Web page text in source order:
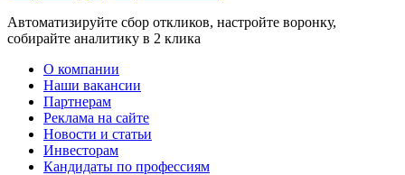
Автоматизируйте сбор откликов, настройте воронку,
собирайте аналитику в 2 клика
О компании
Наши вакансии
Партнерам
Реклама на сайте
Новости и статьи
Инвесторам
Кандидаты по профессиям